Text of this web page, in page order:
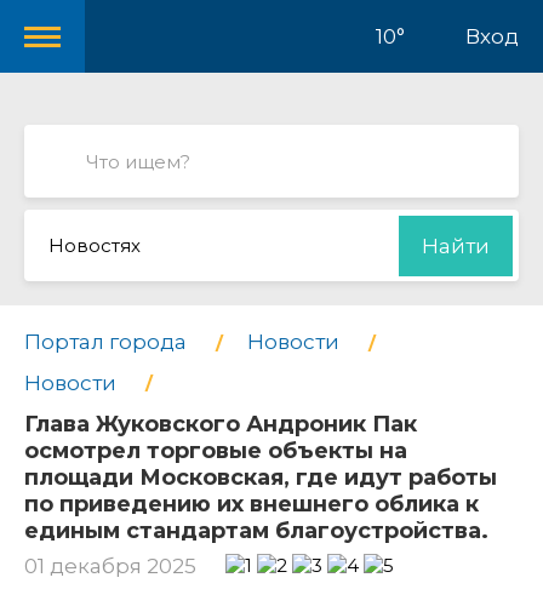
10° Вход
Новостях Найти
Портал города
Новости
Новости
Глава Жуковского Андроник Пак
осмотрел торговые объекты на
площади Московская, где идут работы
по приведению их внешнего облика к
единым стандартам благоустройства.
01 декабря 2025